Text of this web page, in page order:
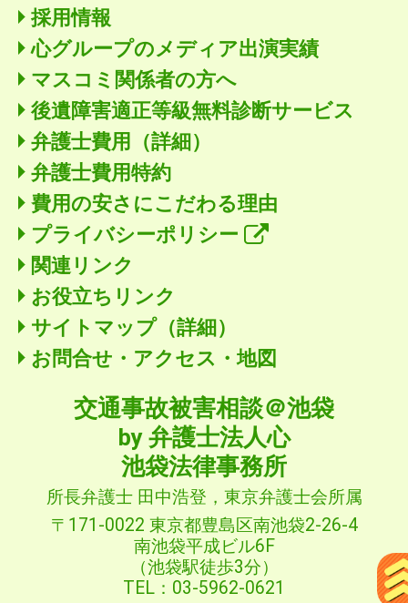
採用情報
心グループのメディア出演実績
マスコミ関係者の方へ
後遺障害適正等級無料診断サービス
弁護士費用（詳細）
弁護士費用特約
費用の安さにこだわる理由
プライバシーポリシー
関連リンク
お役立ちリンク
サイトマップ（詳細）
お問合せ・アクセス・地図
交通事故被害相談＠池袋
by 弁護士法人心
池袋法律事務所
所長弁護士 田中浩登，東京弁護士会所属
〒171-0022 東京都豊島区南池袋2-26-4
南池袋平成ビル6F
（池袋駅徒歩3分）
TEL：03-5962-0621